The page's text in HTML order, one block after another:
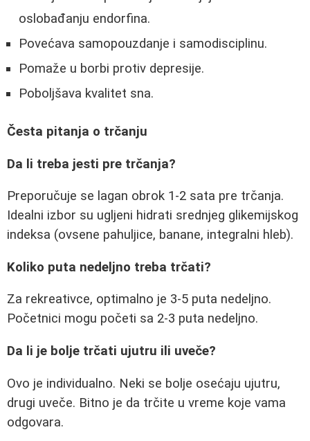
oslobađanju endorfina.
Povećava samopouzdanje i samodisciplinu.
Pomaže u borbi protiv depresije.
Poboljšava kvalitet sna.
Česta pitanja o trčanju
Da li treba jesti pre trčanja?
Preporučuje se lagan obrok 1-2 sata pre trčanja.
Idealni izbor su ugljeni hidrati srednjeg glikemijskog
indeksa (ovsene pahuljice, banane, integralni hleb).
Koliko puta nedeljno treba trčati?
Za rekreativce, optimalno je 3-5 puta nedeljno.
Početnici mogu početi sa 2-3 puta nedeljno.
Da li je bolje trčati ujutru ili uveče?
Ovo je individualno. Neki se bolje osećaju ujutru,
drugi uveče. Bitno je da trčite u vreme koje vama
odgovara.